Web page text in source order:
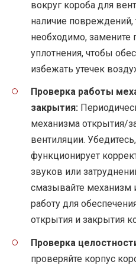
вокруг короба для
наличие повреждений,
необходимо, замените
уплотнения, чтобы
избежать утечек
Проверка работы
закрытия:
механизма открытия/
вентиляции.
функционирует
звуков или
смазывайте механизм
работу для
открытия и закрытия
Проверка
проверяйте корпус